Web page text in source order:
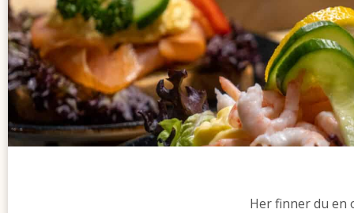
Her finner du en